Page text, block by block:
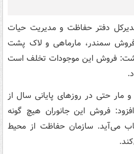
مدیرکل دفتر حفاظت و مدیریت حیات
سمندر، مارماهی و لاک پشت
داشت: فروش این موجودات تخلف است
مار حتی در روزهای پایانی سال از
فروش این جانوران هیچ گونه
می‌آید. سازمان حفاظت از محیط